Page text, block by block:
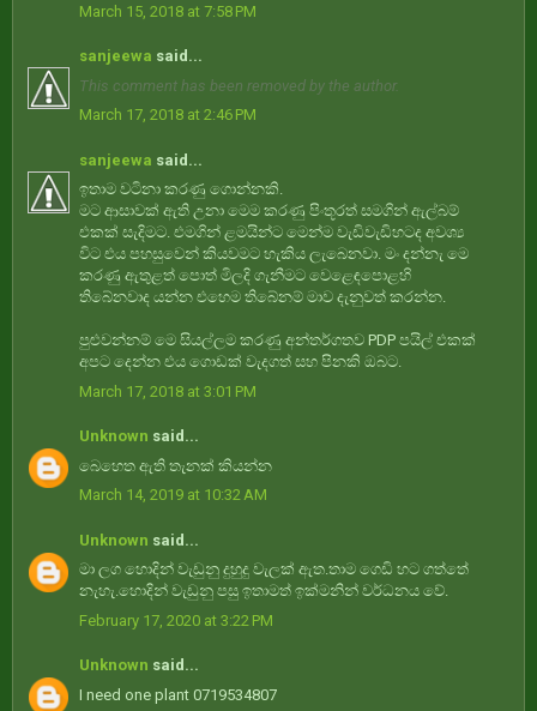
March 15, 2018 at 7:58 PM
sanjeewa said...
This comment has been removed by the author.
March 17, 2018 at 2:46 PM
sanjeewa said...
ඉතාම වටිනා කරණු ගොන්නකි.
මට ආසාවක් ඇති උනා මෙම කරණු පිංතූරත් සමගින් ⁣ඇල්බම්
එකක් සැදිමට. එමගින් ළමයින්ට මෙන්ම වැඩිවැඩිහටද අවශ්‍ය
විට එය පහසුවෙන් කියවමට හැකිය ලැබෙනවා. මං දන්නැ මෙ
කරණු ඇතුළත් පොත් මිලදි ගැනීමට වෙළෙඳපොළහි
තිබේනවාද යන්න එහෙම තිබේනම් මාව දැනුවත් කරන්න.
පුළුවන්නම් මෙ සියල්ලම කරණු අන්තර්ගතව PDP පයිල් එකක්
අපට දෙන්න එය ගොඩක් වැදගත් සහ පිනකි ඔබට.
March 17, 2018 at 3:01 PM
Unknown said...
බෙහෙත ඇති තැනක් කියන්න
March 14, 2019 at 10:32 AM
Unknown said...
මා ලග හොදින් වැඩුනු දුහුදු වැලක් ඇත.තාම ගෙඩි හට ගත්තේ
නැහැ.හොදින් වැඩුනු පසු ඉතාමත් ඉක්මනින් වර්ධනය වේ.
February 17, 2020 at 3:22 PM
Unknown said...
I need one plant 0719534807